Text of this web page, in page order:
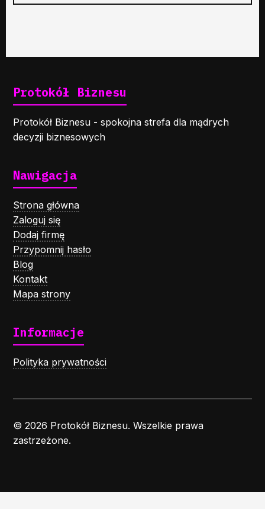
Protokół Biznesu
Protokół Biznesu - spokojna strefa dla mądrych
decyzji biznesowych
Nawigacja
Strona główna
Zaloguj się
Dodaj firmę
Przypomnij hasło
Blog
Kontakt
Mapa strony
Informacje
Polityka prywatności
© 2026 Protokół Biznesu. Wszelkie prawa
zastrzeżone.